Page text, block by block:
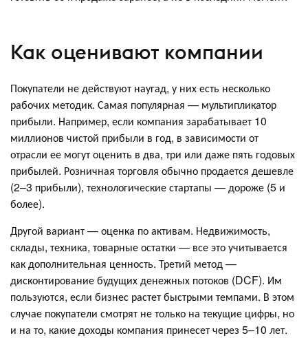
Как оценивают компании
Покупатели не действуют наугад, у них есть несколько
рабочих методик. Самая популярная — мультипликатор
прибыли. Например, если компания зарабатывает 10
миллионов чистой прибыли в год, в зависимости от
отрасли ее могут оценить в два, три или даже пять годовых
прибылей. Розничная торговля обычно продается дешевле
(2–3 прибыли), технологические стартапы — дороже (5 и
более).
Другой вариант — оценка по активам. Недвижимость,
склады, техника, товарные остатки — все это учитывается
как дополнительная ценность. Третий метод —
дисконтирование будущих денежных потоков (DCF). Им
пользуются, если бизнес растет быстрыми темпами. В этом
случае покупатели смотрят не только на текущие цифры, но
и на то, какие доходы компания принесет через 5–10 лет.